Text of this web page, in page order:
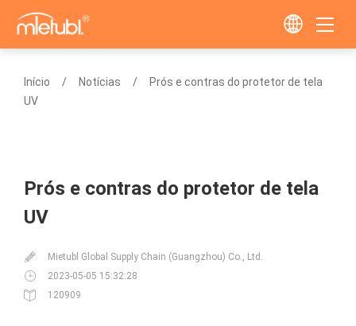
Início Notícias
Prós e contras do protetor de tela
UV
Prós e contras do protetor de tela
UV
Mietubl Global Supply Chain (Guangzhou) Co., Ltd.
2023-05-05 15:32:28
120909